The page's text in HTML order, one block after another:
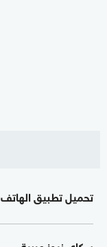
تحميل تطبيق الهاتف